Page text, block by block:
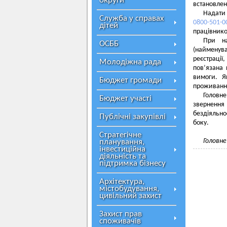
Служба у справах
дітей
ОСББ
Молодіжна рада
Бюджет громади
Бюджет участі
Публічні закупівлі
Стратегічне
планування,
інвестиційна
діяльність та
підтримка бізнесу
Архітектура,
містобудування,
цивільний захист
Захист прав
споживачів
Надати
0800-501-
При
вимоги.
боку.